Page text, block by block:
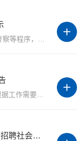
根据招聘文件要求，经笔试、面试、体检、考察等程序，现对拟聘用人选予以公示，公示期3天（2021年9月21日至9月23日）。公示期满无异议后按规定办理聘用手续，签订劳动合同。 拟聘用人员于2021年9月24日（星期五）...
2021年庐江县中医院招聘120驾驶员公告 根据工作需要，我院决定招聘120驾驶员两名，现将有关事项公告如下： 一、招聘岗位及人员数 招聘岗位：120驾驶员 人员数：2人 用工方式...
【转】庐江县县级公立医院2020年公开招聘社会化用人公告